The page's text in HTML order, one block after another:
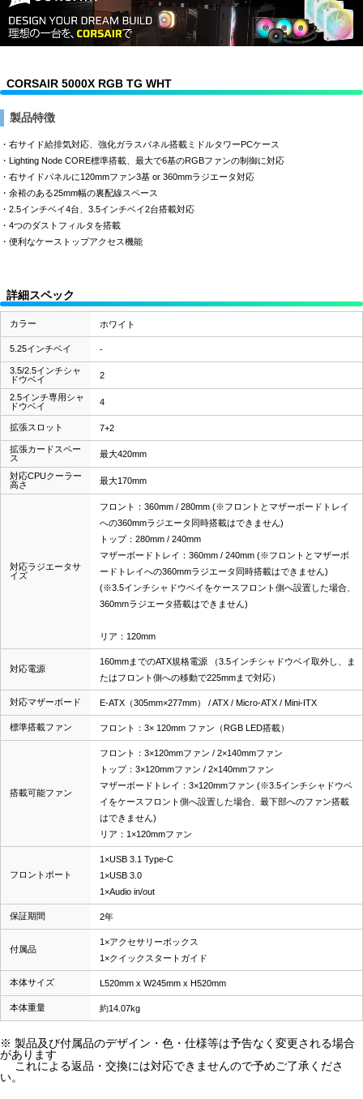
CORSAIR 5000X RGB TG WHT
製品特徴
・右サイド給排気対応、強化ガラスパネル搭載ミドルタワーPCケース
・Lighting Node CORE標準搭載、最大で6基のRGBファンの制御に対応
・右サイドパネルに120mmファン3基 or 360mmラジエータ対応
・余裕のある25mm幅の裏配線スペース
・2.5インチベイ4台、3.5インチベイ2台搭載対応
・4つのダストフィルタを搭載
・便利なケーストップアクセス機能
詳細スペック
カラー ホワイト
5.25インチベイ -
3.5/2.5インチシャ
ドウベイ
2
2.5インチ専用シャ
ドウベイ
4
拡張スロット 7+2
拡張カードスペー
ス
最大420mm
対応CPUクーラー
高さ
最大170mm
対応ラジエータサ
イズ
フロント：360mm / 280mm (※フロントとマザーボードトレイ
への360mmラジエータ同時搭載はできません)
トップ：280mm / 240mm
マザーボードトレイ：360mm / 240mm (※フロントとマザーボ
ードトレイへの360mmラジエータ同時搭載はできません)
(※3.5インチシャドウベイをケースフロント側へ設置した場合、
360mmラジエータ搭載はできません)
リア：120mm
対応電源
160mmまでのATX規格電源 （3.5インチシャドウベイ取外し、ま
たはフロント側への移動で225mmまで対応）
対応マザーボード E-ATX（305mm×277mm） / ATX / Micro-ATX / Mini-ITX
標準搭載ファン フロント：3× 120mm ファン（RGB LED搭載）
搭載可能ファン
フロント：3×120mmファン / 2×140mmファン
トップ：3×120mmファン / 2×140mmファン
マザーボードトレイ：3×120mmファン (※3.5インチシャドウベ
イをケースフロント側へ設置した場合、最下部へのファン搭載
はできません)
リア：1×120mmファン
フロントポート
1×USB 3.1 Type-C
1×USB 3.0
1×Audio in/out
保証期間 2年
付属品
1×アクセサリーボックス
1×クイックスタートガイド
本体サイズ L520mm x W245mm x H520mm
本体重量 約14.07kg
※ 製品及び付属品のデザイン・色・仕様等は予告なく変更される場合
があります
これによる返品・交換には対応できませんので予めご了承くださ
い。